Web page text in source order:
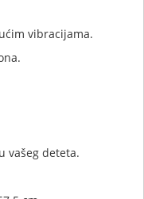
vibracijama.
vašeg deteta.